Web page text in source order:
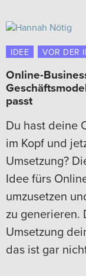
IDEE VOR DER
Online-
passt
Du hast deine
im Kopf und
Umsetzung?
Idee fürs
umzusetzen
zu generieren.
Umsetzung
das ist gar